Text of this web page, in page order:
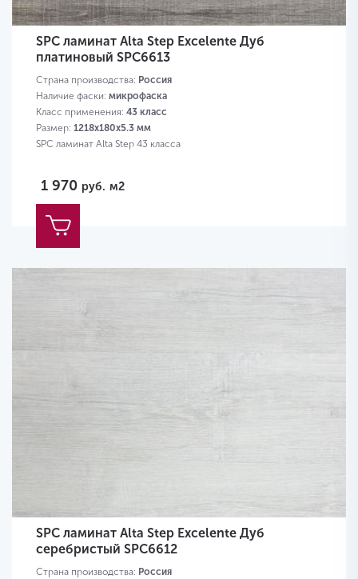
SPC ламинат Alta Step Excelente Дуб
платиновый SPC6613
Страна производства: Россия
Наличие фаски: микрофаска
Класс применения: 43 класс
Размер: 1218х180х5.3 мм
SPC ламинат Alta Step 43 класса
1 970 руб. м2
SPC ламинат Alta Step Excelente Дуб
серебристый SPC6612
Страна производства: Россия